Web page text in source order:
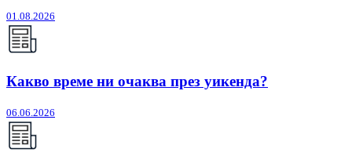
01.08.2026
Какво време ни очаква през уикенда?
06.06.2026